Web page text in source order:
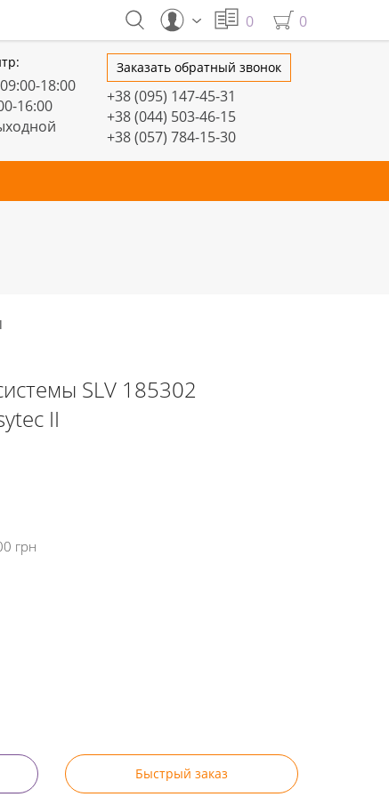
0 0
Заказать обратный звонок
+38 (095) 147-45-31
+38 (044) 503-46-15
+38 (057) 784-15-30
18:00
16:00
SLV 185302
II
грн
Быстрый заказ